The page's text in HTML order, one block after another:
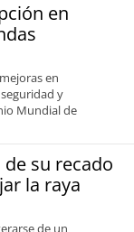
en
en
y
Mundial de
su recado
la raya
de un